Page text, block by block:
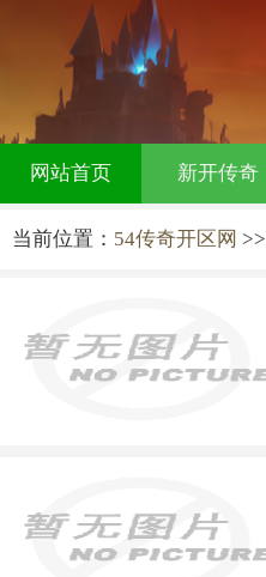
网站首页 新开传奇
当前位置： 54传奇开区网 >>